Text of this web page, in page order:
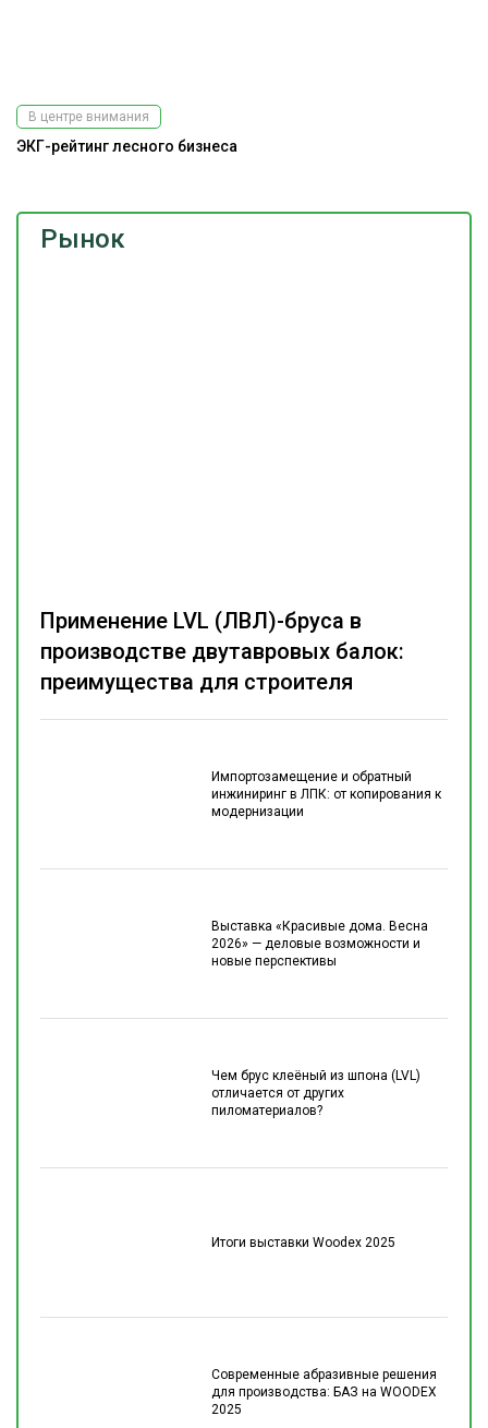
Рынок
Импортозамещение и обратный
инжиниринг в ЛПК: от копирования к
модернизации
Выставка «Красивые дома. Весна
2026» — деловые возможности и
новые перспективы
Чем брус клеёный из шпона (LVL)
отличается от других
пиломатериалов?
Итоги выставки Woodex 2025
Современные абразивные решения
для производства: БАЗ на WOODEX
2025
Применение LVL (ЛВЛ)-бруса в
производстве двутавровых балок:
преимущества для строителя
В центре внимания
ЭКГ-рейтинг лесного бизнеса